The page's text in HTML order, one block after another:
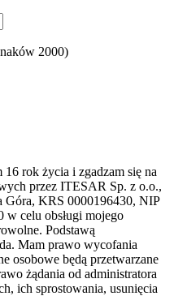
2000)
16 rok życia i zgadzam się na
przez ITESAR Sp. z o.o.,
Góra, KRS 0000196430, NIP
w celu obsługi mojego
Podstawą
Mam prawo wycofania
osobowe będą przetwarzane
żądania od administratora
ich sprostowania, usunięcia